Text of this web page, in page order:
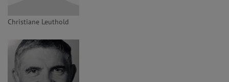
Christiane Leuthold